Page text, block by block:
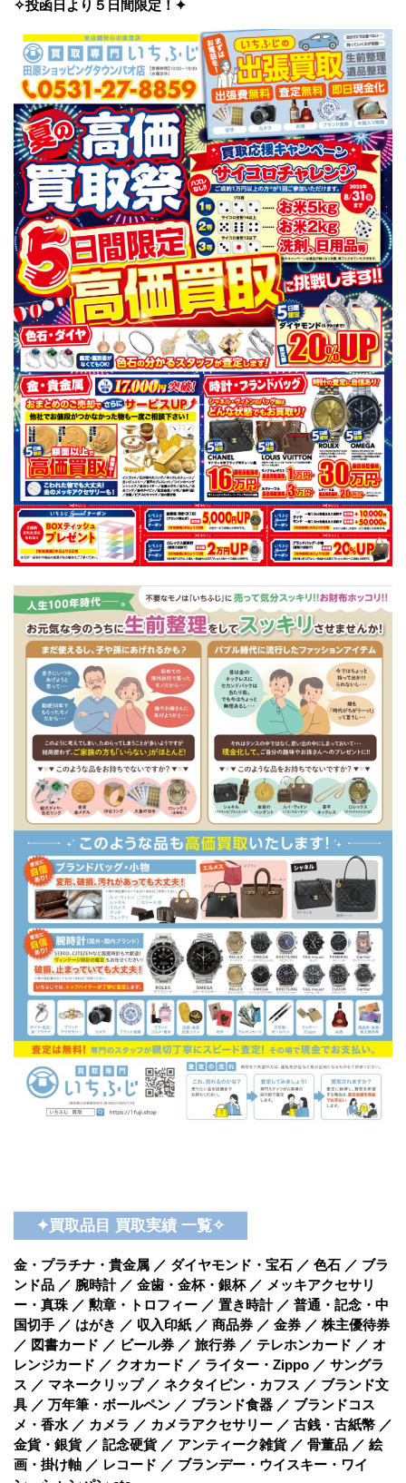
✧投函日より５日間限定！✦
✦買取品目 買取実績 一覧✧
金・プラチナ・貴金属 ／ ダイヤモンド・宝石 ／ 色石 ／ ブラ
ンド品 ／ 腕時計 ／ 金歯・金杯・銀杯 ／ メッキアクセサリ
ー・真珠 ／ 勲章・トロフィー ／ 置き時計 ／ 普通・記念・中
国切手 ／ はがき ／ 収入印紙 ／ 商品券 ／ 金券 ／ 株主優待券
／ 図書カード ／ ビール券 ／ 旅行券 ／ テレホンカード ／ オ
レンジカード ／ クオカード ／ ライター・Zippo ／ サングラ
ス ／ マネークリップ ／ ネクタイピン・カフス ／ ブランド文
具 ／ 万年筆・ボールペン ／ ブランド食器 ／ ブランドコス
メ・香水 ／ カメラ ／ カメラアクセサリー ／ 古銭・古紙幣 ／
金貨・銀貨 ／ 記念硬貨 ／ アンティーク雑貨 ／ 骨董品 ／ 絵
画・掛け軸 ／ レコード ／ ブランデー・ウイスキー・ワイ